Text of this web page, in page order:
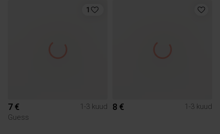
1
7 €
1-3 kuud
Guess
8 € 1-3 kuud